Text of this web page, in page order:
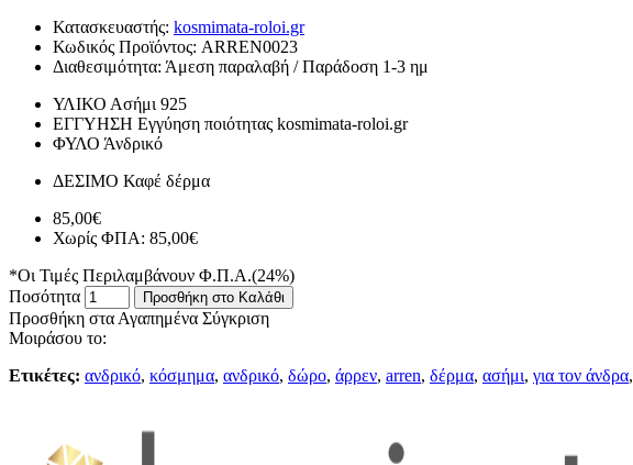
Κατασκευαστής: kosmimata-roloi.gr
Κωδικός Προϊόντος: ARREN0023
Διαθεσιμότητα: Άμεση παραλαβή / Παράδοση 1-3 ημ
ΥΛΙΚΟ Ασήμι 925
ΕΓΓΥΗΣΗ Εγγύηση ποιότητας kosmimata-roloi.gr
ΦΥΛΟ Άνδρικό
ΔΕΣΙΜΟ Καφέ δέρμα
85,00€
Χωρίς ΦΠΑ: 85,00€
*Οι Τιμές Περιλαμβάνουν Φ.Π.Α.(24%)
Ποσότητα
Προσθήκη στο Καλάθι
Προσθήκη στα Αγαπημένα Σύγκριση
Μοιράσου το:
Ετικέτες: ανδρικό, κόσμημα, ανδρικό, δώρο, άρρεν, arren, δέρμα, ασήμι, για τον άνδρα,